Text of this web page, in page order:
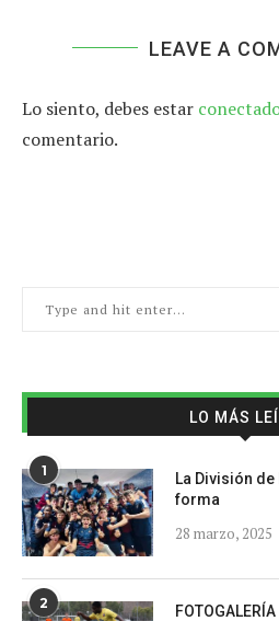
LEAVE A
Lo siento, debes estar
comentario.
LO MÁS
1
La División
forma
28 marzo, 2025
2